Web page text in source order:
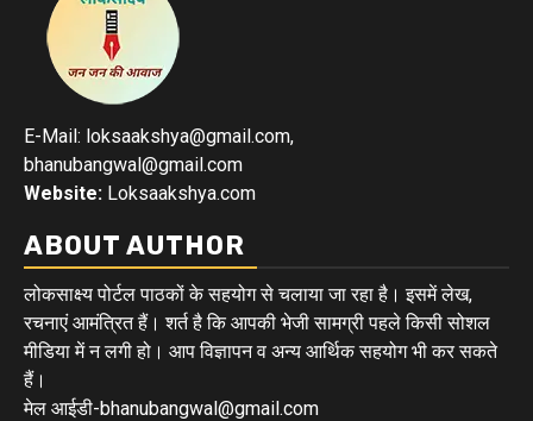
E-Mail: loksaakshya@gmail.com,
bhanubangwal@gmail.com
Website: Loksaakshya.com
ABOUT AUTHOR
लोकसाक्ष्य पोर्टल पाठकों के सहयोग से चलाया जा रहा है। इसमें लेख,
रचनाएं आमंत्रित हैं। शर्त है कि आपकी भेजी सामग्री पहले किसी सोशल
मीडिया में न लगी हो। आप विज्ञापन व अन्य आर्थिक सहयोग भी कर सकते
हैं।
मेल आईडी-bhanubangwal@gmail.com